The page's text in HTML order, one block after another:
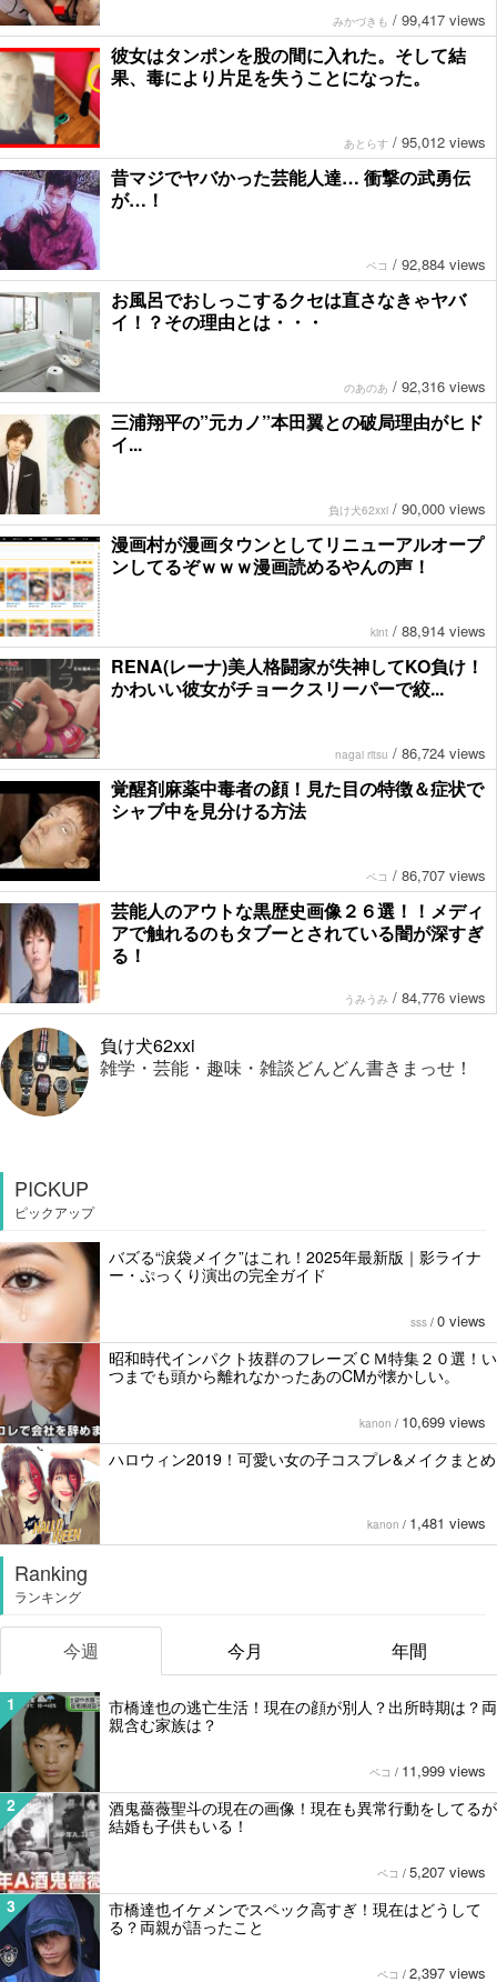
みかづきも / 99,417 views
彼女はタンポンを股の間に入れた。そして結
果、毒により片足を失うことになった。
あとらす / 95,012 views
昔マジでヤバかった芸能人達… 衝撃の武勇伝
が…！
ペコ / 92,884 views
お風呂でおしっこするクセは直さなきゃヤバ
イ！？その理由とは・・・
のあのあ / 92,316 views
三浦翔平の”元カノ”本田翼との破局理由がヒド
イ...
負け犬62xxi / 90,000 views
漫画村が漫画タウンとしてリニューアルオープ
ンしてるぞｗｗｗ漫画読めるやんの声！
kint / 88,914 views
RENA(レーナ)美人格闘家が失神してKO負け！
かわいい彼女がチョークスリーパーで絞...
nagai ritsu / 86,724 views
覚醒剤麻薬中毒者の顔！見た目の特徴＆症状で
シャブ中を見分ける方法
ペコ / 86,707 views
芸能人のアウトな黒歴史画像２６選！！メディ
アで触れるのもタブーとされている闇が深すぎ
る！
うみうみ / 84,776 views
負け犬62xxi
雑学・芸能・趣味・雑談どんどん書きまっせ！
PICKUP
ピックアップ
バズる“涙袋メイク”はこれ！2025年最新版｜影ライナ
ー・ぷっくり演出の完全ガイド
sss / 0 views
昭和時代インパクト抜群のフレーズＣＭ特集２０選！い
つまでも頭から離れなかったあのCMが懐かしい。
kanon / 10,699 views
ハロウィン2019！可愛い女の子コスプレ&メイクまとめ
kanon / 1,481 views
Ranking
ランキング
今週 今月 年間
1
市橋達也の逃亡生活！現在の顔が別人？出所時期は？両
親含む家族は？
ペコ / 11,999 views
2
酒鬼薔薇聖斗の現在の画像！現在も異常行動をしてるが
結婚も子供もいる！
ペコ / 5,207 views
3
市橋達也イケメンでスペック高すぎ！現在はどうして
る？両親が語ったこと
ペコ / 2,397 views